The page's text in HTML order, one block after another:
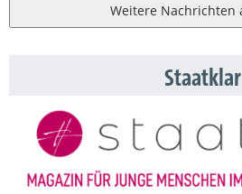
Weitere Nachrichten
Staatklar